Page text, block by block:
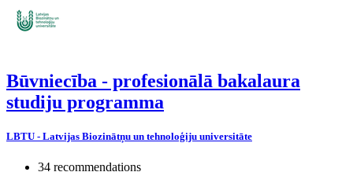
Būvniecība - profesionālā bakalaura
studiju programma
LBTU - Latvijas Biozinātņu un tehnoloģiju universitāte
34 recommendations